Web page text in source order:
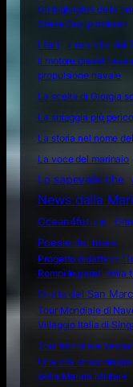
Gli highlights della
Strike Group italiano
I fari
Il mondo dei
Il motore diesel
propulsione navale
La scelta di Giorgia
La spiaggia più
La storia nel nome
La voce del marinaio
Lo sapevate che
News dalla
Ocean4future
Poesie del mare
Progetto didattico:
Rompi le pareti della
Storia del San
Tour Mondiale di
Villaggio Italia di
Tour Mondiale
Una vita
della Marina Militare